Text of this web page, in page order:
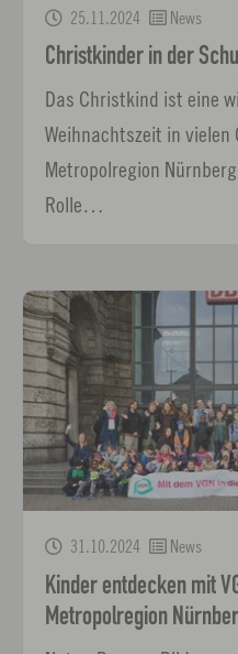
25.11.2024 News
Christkinder in der
Das Christkind ist eine
Weihnachtszeit in vielen
Metropolregion
Rolle…
31.10.2024 News
Kinder entdecken mit
Metropolregion